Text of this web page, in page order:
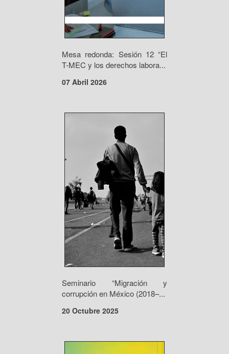
Mesa redonda: Sesión 12 “El
T-MEC y los derechos labora...
07 Abril 2026
Seminario “Migración y
corrupción en México (2018–...
20 Octubre 2025